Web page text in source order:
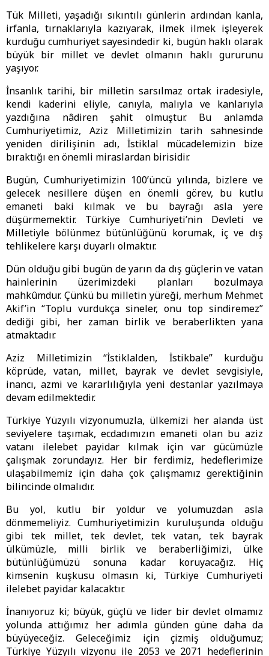
Tük Milleti, yaşadığı sıkıntılı günlerin ardından kanla,
irfanla, tırnaklarıyla kazıyarak, ilmek ilmek işleyerek
kurduğu cumhuriyet sayesindedir ki, bugün haklı olarak
büyük bir millet ve devlet olmanın haklı gururunu
yaşıyor.
İnsanlık tarihi, bir milletin sarsılmaz ortak iradesiyle,
kendi kaderini eliyle, canıyla, malıyla ve kanlarıyla
yazdığına nâdiren şahit olmuştur. Bu anlamda
Cumhuriyetimiz, Aziz Milletimizin tarih sahnesinde
yeniden dirilişinin adı, İstiklal mücadelemizin bize
bıraktığı en önemli miraslardan birisidir.
Bugün, Cumhuriyetimizin 100’üncü yılında, bizlere ve
gelecek nesillere düşen en önemli görev, bu kutlu
emaneti baki kılmak ve bu bayrağı asla yere
düşürmemektir. Türkiye Cumhuriyeti’nin Devleti ve
Milletiyle bölünmez bütünlüğünü korumak, iç ve dış
tehlikelere karşı duyarlı olmaktır.
Dün olduğu gibi bugün de yarın da dış güçlerin ve vatan
hainlerinin üzerimizdeki planları bozulmaya
mahkûmdur. Çünkü bu milletin yüreği, merhum Mehmet
Akif’in “Toplu vurdukça sineler, onu top sindiremez”
dediği gibi, her zaman birlik ve beraberlikten yana
atmaktadır.
Aziz Milletimizin “İstiklalden, İstikbale” kurduğu
köprüde, vatan, millet, bayrak ve devlet sevgisiyle,
inancı, azmi ve kararlılığıyla yeni destanlar yazılmaya
devam edilmektedir.
Türkiye Yüzyılı vizyonumuzla, ülkemizi her alanda üst
seviyelere taşımak, ecdadımızın emaneti olan bu aziz
vatanı ilelebet payidar kılmak için var gücümüzle
çalışmak zorundayız. Her bir ferdimiz, hedeflerimize
ulaşabilmemiz için daha çok çalışmamız gerektiğinin
bilincinde olmalıdır.
Bu yol, kutlu bir yoldur ve yolumuzdan asla
dönmemeliyiz. Cumhuriyetimizin kuruluşunda olduğu
gibi tek millet, tek devlet, tek vatan, tek bayrak
ülkümüzle, milli birlik ve beraberliğimizi, ülke
bütünlüğümüzü sonuna kadar koruyacağız. Hiç
kimsenin kuşkusu olmasın ki, Türkiye Cumhuriyeti
ilelebet payidar kalacaktır.
İnanıyoruz ki; büyük, güçlü ve lider bir devlet olmamız
yolunda attığımız her adımla günden güne daha da
büyüyeceğiz. Geleceğimiz için çizmiş olduğumuz;
Türkiye Yüzyılı vizyonu ile 2053 ve 2071 hedeflerinin